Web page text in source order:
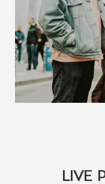
LIVE